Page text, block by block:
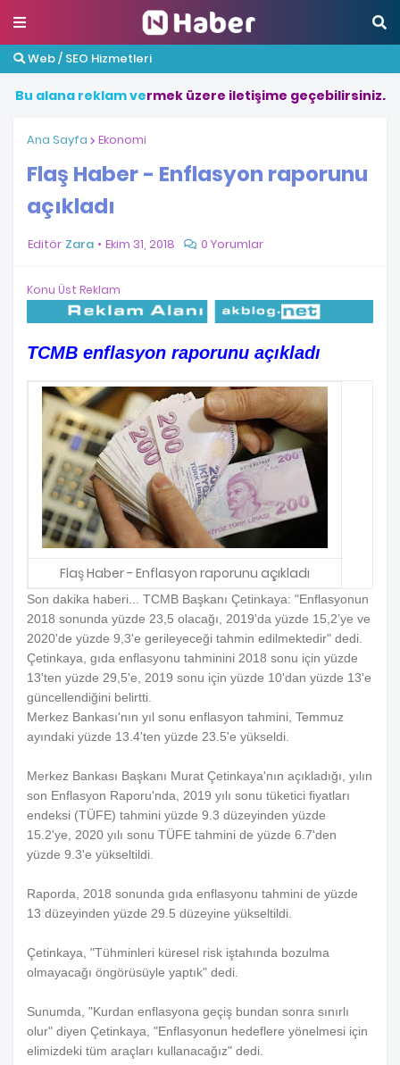
Web / SEO Hizmetleri
Bu alana reklamvermek üzere iletişime geçebilirsiniz.
Ana Sayfa Ekonomi
Flaş Haber - Enflasyon raporunu
açıkladı
Editör Zara Ekim 31, 2018 0 Yorumlar
Konu Üst Reklam
TCMB enflasyon raporunu açıkladı
Flaş Haber - Enflasyon raporunu açıkladı
Son dakika haberi... TCMB Başkanı Çetinkaya: "Enflasyonun
2018 sonunda yüzde 23,5 olacağı, 2019'da yüzde 15,2’ye ve
2020'de yüzde 9,3'e gerileyeceği tahmin edilmektedir" dedi.
Çetinkaya, gıda enflasyonu tahminini 2018 sonu için yüzde
13'ten yüzde 29,5'e, 2019 sonu için yüzde 10'dan yüzde 13'e
güncellendiğini belirtti.
Merkez Bankası'nın yıl sonu enflasyon tahmini, Temmuz
ayındaki yüzde 13.4'ten yüzde 23.5'e yükseldi.
Merkez Bankası Başkanı Murat Çetinkaya'nın açıkladığı, yılın
son Enflasyon Raporu'nda, 2019 yılı sonu tüketici fiyatları
endeksi (TÜFE) tahmini yüzde 9.3 düzeyinden yüzde
15.2'ye, 2020 yılı sonu TÜFE tahmini de yüzde 6.7'den
yüzde 9.3'e yükseltildi.
Raporda, 2018 sonunda gıda enflasyonu tahmini de yüzde
13 düzeyinden yüzde 29.5 düzeyine yükseltildi.
Çetinkaya, "Tühminleri küresel risk iştahında bozulma
olmayacağı öngörüsüyle yaptık" dedi.
Sunumda, "Kurdan enflasyona geçiş bundan sonra sınırlı
olur" diyen Çetinkaya, "Enflasyonun hedeflere yönelmesi için
elimizdeki tüm araçları kullanacağız" dedi.